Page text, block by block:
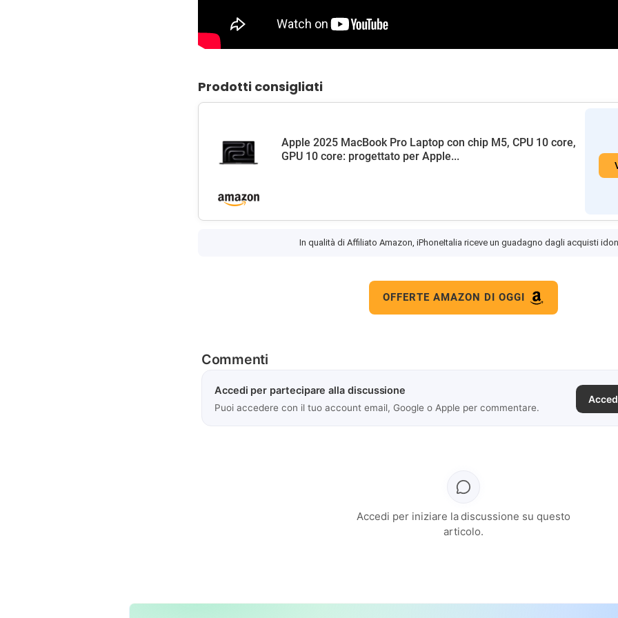
Prodotti consigliati
Apple 2025 MacBook Pro Laptop con chip M5, CPU 10 core,
GPU 10 core: progettato per Apple...
In qualità di Affiliato Amazon, iPhoneItalia riceve un guadagno dagli acquisti
OFFERTE AMAZON DI OGGI
Commenti
Accedi per partecipare alla discussione
Puoi accedere con il tuo account email, Google o Apple per commentare.
Accedi per iniziare la discussione su questo
articolo.